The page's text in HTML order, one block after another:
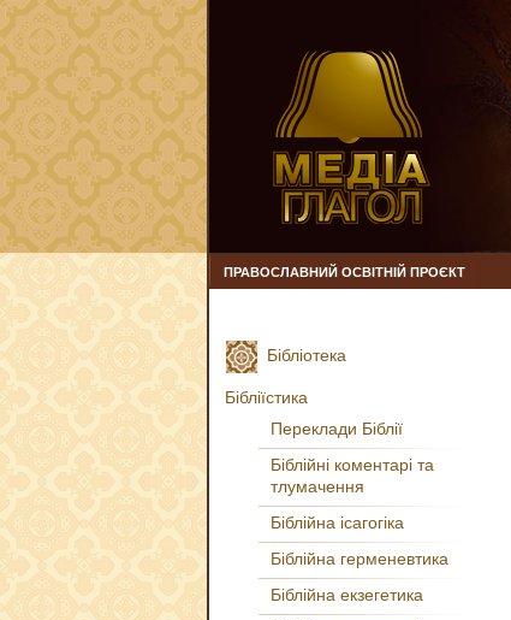
ПРАВОСЛАВНИЙ ОСВІТНІЙ ПРОЄКТ
Бібліотека
Бібліїстика
Переклади Біблії
Біблійні коментарі та
тлумачення
Біблійна ісагогіка
Біблійна герменевтика
Біблійна екзегетика